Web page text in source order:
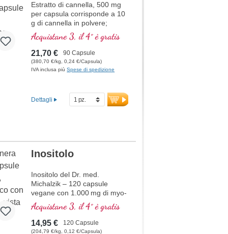
40 anni di competenza in
nutrienti.
Estratto di cannella, 500 mg
per capsula corrisponde a 10
g di cannella in polvere;
Questo estratto è contenuto
anche nel nostro prodotto
Regolatore della Glicemia.
Acquistane 3, il 4° è gratis
21,70 € 90 Capsule
(380,70 €/kg, 0,24 €/Capsula)
IVA inclusa piùSpese di spedizione
Dettagli
Inositolo
Inositolo del Dr. med.
Michalzik – 120 capsule
vegane con 1.000 mg di myo-
inositolo di alta qualità per
dose giornaliera. Questa
sostanza simile a una
vitamina è coinvolta in
Acquistane 3, il 4° è gratis
14,95 € 120 Capsule
(204,79 €/kg, 0,12 €/Capsula)